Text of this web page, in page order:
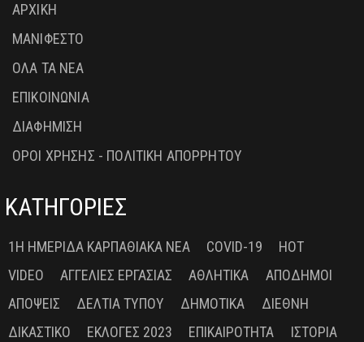
ΑΡΧΙΚΗ
ΜΑΝΙΦΕΣΤΟ
ΟΛΑ ΤΑ ΝΕΑ
ΕΠΙΚΟΙΝΩΝΙΑ
ΔΙΑΦΗΜΙΣΗ
ΟΡΟΙ ΧΡΗΣΗΣ - ΠΟΛΙΤΙΚΗ ΑΠΟΡΡΗΤΟΥ
ΚΑΤΗΓΟΡΙΕΣ
1Η ΗΜΕΡΊΔΑ ΚΑΡΠΑΘΙΑΚΆ ΝΈΑ COVID-19
HOT
VIDEO
ΑΓΓΕΛΊΕΣ ΕΡΓΑΣΊΑΣ ΑΘΛΗΤΙΚΆ
ΑΠΌΔΗΜΟΙ
ΑΠΌΨΕΙΣ
ΔΕΛΤΊΑ ΤΎΠΟΥ ΔΗΜΟΤΙΚΆ
ΔΙΕΘΝΉ
ΔΙΚΑΣΤΙΚΌ
ΕΚΛΟΓΈΣ 2023 ΕΠΙΚΑΙΡΌΤΗΤΑ ΙΣΤΟΡΊΑ